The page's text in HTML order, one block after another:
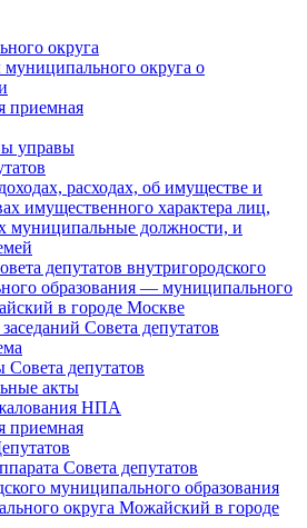
округа
муниципального округа о
приемная
управы
расходах, об имуществе и
имущественного характера лиц,
муниципальные должности, и
депутатов внутригородского
образования — муниципального
в городе Москве
Совета депутатов
депутатов
акты
НПА
приемная
Совета депутатов
муниципального образования
округа Можайский в городе